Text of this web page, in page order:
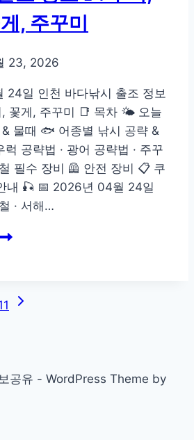
,
, 주꾸미
23, 2026
24일 인천 바다낚시 출조 정보
, 꽃게, 주꾸미 📑 목차 🌤️ 오늘
물때 🐟 어종별 낚시 공략 &
럭 공략법 · 광어 공략법 · 주꾸
필수 장비 🦺 안전 장비 📋 쿠
내 🎣 📅 2026년 04월 24일
· 서해…
Next
공유 - WordPress Theme by